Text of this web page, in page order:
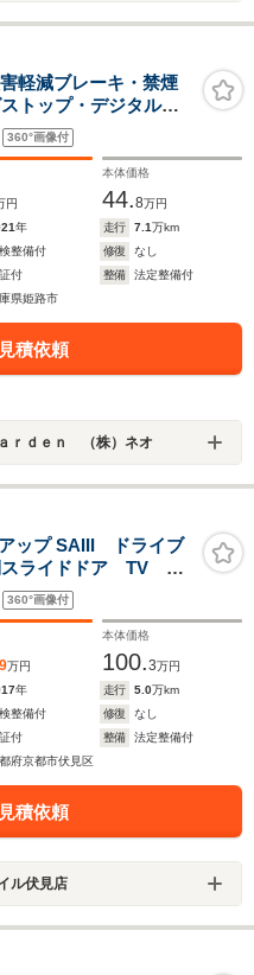
軽減ブレーキ・禁煙
トップ・デジタルメ
360°画像付
円
本体価格
44.8万円
年 走行 7.1万km
整備付 修復
なし
付 整備
法定整備付
県姫路市
積依頼
ｒｄｅｎ （株）ネオ
ップ SAIII ドライブ
ライドドア TV ク
ステム オートマチ
ドリングストッ
ート
360°画像付
9万円
本体価格
100.3万円
年 走行 5.0万km
整備付 修復
なし
付 整備
法定整備付
府京都市伏見区
積依頼
ル伏見店